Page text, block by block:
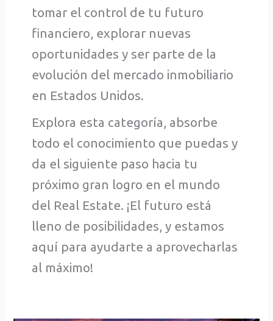
tomar el control de tu futuro
financiero, explorar nuevas
oportunidades y ser parte de la
evolución del mercado inmobiliario
en Estados Unidos.
Explora esta categoría, absorbe
todo el conocimiento que puedas y
da el siguiente paso hacia tu
próximo gran logro en el mundo
del Real Estate. ¡El futuro está
lleno de posibilidades, y estamos
aquí para ayudarte a aprovecharlas
al máximo!